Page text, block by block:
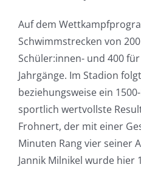
Auf dem
Schwimmstrecken von
Schüler:innen- und 400
Jahrgänge. Im Stadion
beziehungsweise ein
sportlich wertvollste
Frohnert, der mit einer
Minuten Rang vier seiner
Jannik Milnikel wurde hier